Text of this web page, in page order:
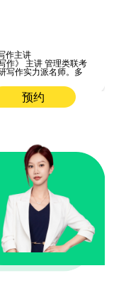
作主讲
作》 主讲 管理类联考
写作实力派名师。多
预约